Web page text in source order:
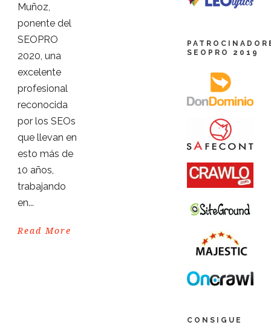
Muñoz,
ponente del
SEOPRO
2020, una
excelente
profesional
reconocida
por los SEOs
que llevan en
esto más de
10 años,
trabajando
en...
Read More
SEOPRO 2019
CONSIGUE